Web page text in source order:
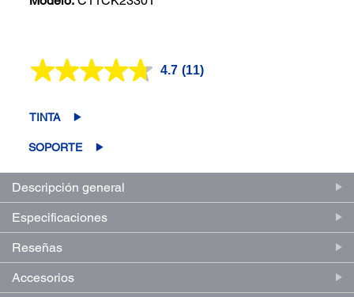
4.7 Lea
(11)
TINTA
SOPORTE
Descripción general
Especificaciones
Reseñas
Accesorios